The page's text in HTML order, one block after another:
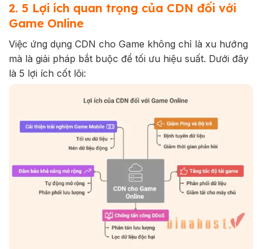
2. 5 Lợi ích quan trọng của CDN đối với
Game Online
Việc ứng dụng CDN cho Game không chỉ là xu hướng
mà là giải pháp bắt buộc để tối ưu hiệu suất. Dưới đây
là 5 lợi ích cốt lõi: